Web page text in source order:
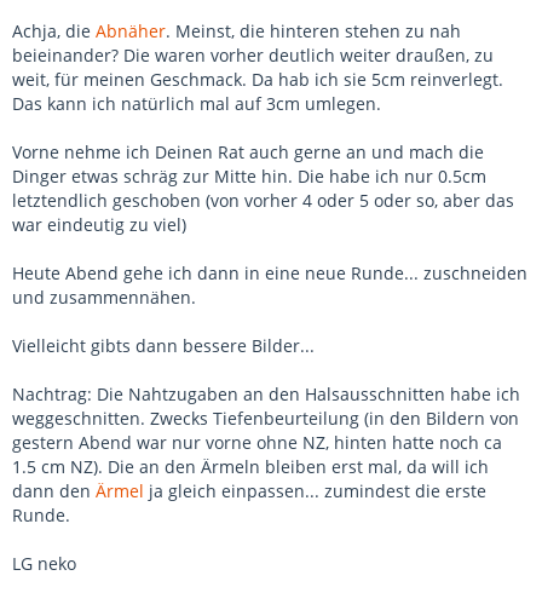
Achja, die Abnäher. Meinst, die hinteren stehen zu nah
beieinander? Die waren vorher deutlich weiter draußen, zu
weit, für meinen Geschmack. Da hab ich sie 5cm reinverlegt.
Das kann ich natürlich mal auf 3cm umlegen.
Vorne nehme ich Deinen Rat auch gerne an und mach die
Dinger etwas schräg zur Mitte hin. Die habe ich nur 0.5cm
letztendlich geschoben (von vorher 4 oder 5 oder so, aber das
war eindeutig zu viel)
Heute Abend gehe ich dann in eine neue Runde... zuschneiden
und zusammennähen.
Vielleicht gibts dann bessere Bilder...
Nachtrag: Die Nahtzugaben an den Halsausschnitten habe ich
weggeschnitten. Zwecks Tiefenbeurteilung (in den Bildern von
gestern Abend war nur vorne ohne NZ, hinten hatte noch ca
1.5 cm NZ). Die an den Ärmeln bleiben erst mal, da will ich
dann den Ärmel ja gleich einpassen... zumindest die erste
Runde.
LG neko